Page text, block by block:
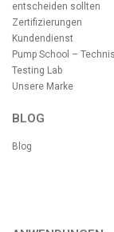
entscheiden sollten
Zertifizierungen
Kundendienst
Pump School –
Testing Lab
Unsere Marke
BLOG
Blog